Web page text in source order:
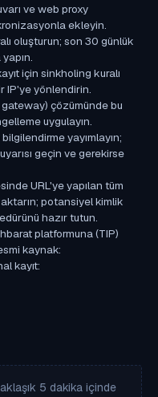
ve web proxy
ekleyin.
oluşturun; son 30 günlük
için sinkholing kuralı
IP'ye yönlendirin.
çözümünde bu
uygulayın.
yayımlayın;
geçin ve gerekirse
URL'ye yapılan tüm
aktarın; potansiyel kimlik
hazır tutun.
platformuna (TIP)
kaynak:
kayıt:
5 dakika içinde